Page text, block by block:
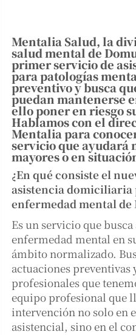
Mentalia Salud, la
salud mental de
primer servicio de
para patologías
preventivo y busca
puedan mantenerse
ello poner en riesgo
Hablamos con el
Mentalia para
servicio que ayudará
mayores o en
¿En qué consiste el
asistencia domiciliaria
enfermedad mental de
Es un servicio que
enfermedad mental en
ámbito normalizado.
actuaciones
profesionales que
equipo profesional que
intervención no solo en
asistencial, sino en el